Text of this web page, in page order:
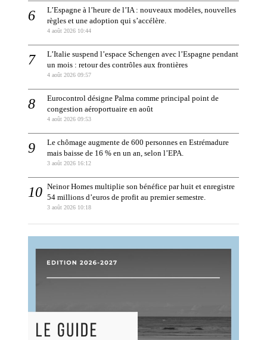
L’Espagne à l’heure de l’IA : nouveaux modèles, nouvelles
règles et une adoption qui s’accélère.
4 août 2026 10:44
L’Italie suspend l’espace Schengen avec l’Espagne pendant
un mois : retour des contrôles aux frontières
4 août 2026 09:57
Eurocontrol désigne Palma comme principal point de
congestion aéroportuaire en août
4 août 2026 09:53
Le chômage augmente de 600 personnes en Estrémadure
mais baisse de 16 % en un an, selon l’EPA.
3 août 2026 16:12
Neinor Homes multiplie son bénéfice par huit et enregistre
54 millions d’euros de profit au premier semestre.
3 août 2026 10:18